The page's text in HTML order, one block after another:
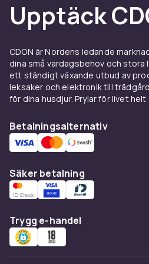
ger en arbetsplattform en
yta att stå på än en vanlig
och fungerar som ett
full byggställning för
du i stället ett rullande
material finnsplattformar
Varumärken och
kategorin, med ett brett
fungerar bra tillsammans
plattformar i vardagen.
du väljer, tänk på halkfria
underlag och att alltid hålla
maxvikt som tillverkaren
Upptäck
CDON är Nordens ledande
dina små vardagsbehov och stora
ett ständigt växande utbud av
leksaker och elektronik till
för dina husdjur. Prylar för livet helt
Betalningsalternativ
Säker betalning
Trygg e-handel